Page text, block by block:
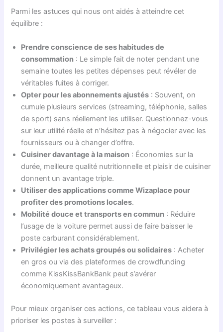
Parmi les astuces qui nous ont aidés à atteindre cet
équilibre :
Prendre conscience de ses habitudes de
consommation : Le simple fait de noter pendant une
semaine toutes les petites dépenses peut révéler de
véritables fuites à corriger.
Opter pour les abonnements ajustés : Souvent, on
cumule plusieurs services (streaming, téléphonie, salles
de sport) sans réellement les utiliser. Questionnez-vous
sur leur utilité réelle et n’hésitez pas à négocier avec les
fournisseurs ou à changer d’offre.
Cuisiner davantage à la maison : Économies sur la
durée, meilleure qualité nutritionnelle et plaisir de cuisiner
donnent un avantage triple.
Utiliser des applications comme Wizaplace pour
profiter des promotions locales.
Mobilité douce et transports en commun : Réduire
l’usage de la voiture permet aussi de faire baisser le
poste carburant considérablement.
Privilégier les achats groupés ou solidaires : Acheter
en gros ou via des plateformes de crowdfunding
comme KissKissBankBank peut s’avérer
économiquement avantageux.
Pour mieux organiser ces actions, ce tableau vous aidera à
prioriser les postes à surveiller :